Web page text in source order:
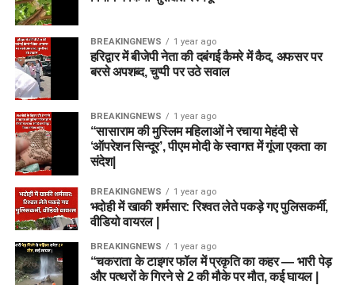
BREAKINGNEWS 1 year ago
हरिद्वार में बीजेपी नेता की दबंगई कैमरे में कैद, अफसर पर
बरसे अपशब्द, चुप्पी पर उठे सवाल
BREAKINGNEWS 1 year ago
“सासाराम की मुस्लिम महिलाओं ने रचाया मेहंदी से
‘ऑपरेशन सिन्दूर’, पीएम मोदी के स्वागत में गूंजा एकता का
संदेश|
BREAKINGNEWS 1 year ago
भदोही में खाकी शर्मसार: रिश्वत लेते पकड़े गए पुलिसकर्मी,
वीडियो वायरल |
BREAKINGNEWS 1 year ago
“चकराता के टाइगर फॉल में प्रकृति का कहर — भारी पेड़
और पत्थरों के गिरने से 2 की मौके पर मौत, कई घायल |